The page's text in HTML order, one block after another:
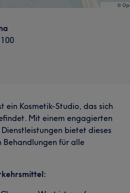
ein Kosmetik-Studio, das sich
Mit einem engagierten
bietet dieses
Behandlungen für alle